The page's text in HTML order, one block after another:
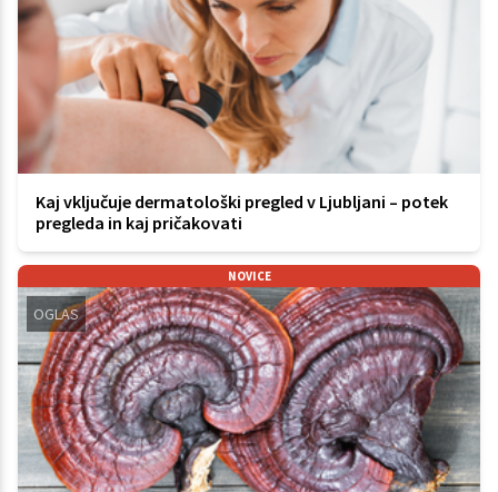
Kaj vključuje dermatološki pregled v Ljubljani – potek
pregleda in kaj pričakovati
NOVICE
OGLAS